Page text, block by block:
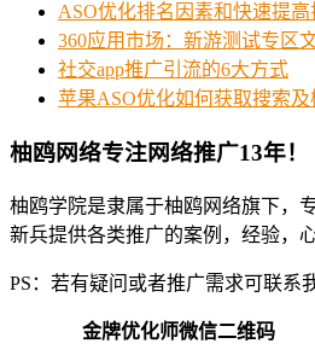
ASO优化排名因素和快速提
360应用市场：新游测试专区
社交app推广引流的6大方式
苹果ASO优化如何获取搜索
柚鸥网络专注网络推广13年！
柚鸥学院是隶属于柚鸥网络旗下，
新兵提供各类推广的案例，经验，
PS：若有疑问或者推广需求可联系
金牌优化师微信二维码